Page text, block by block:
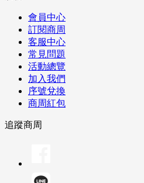
會員中心
訂閱商周
客服中心
常見問題
活動總覽
加入我們
序號兌換
商周紅包
追蹤商周